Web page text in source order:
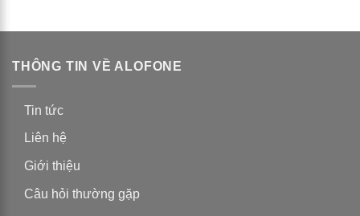
THÔNG TIN VỀ ALOFONE
Tin tức
Liên hệ
Giới thiệu
Câu hỏi thường gặp